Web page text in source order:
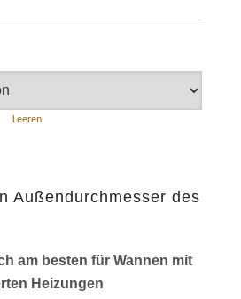
Leeren
Außendurchmesser des
am besten für Wannen mit
Heizungen